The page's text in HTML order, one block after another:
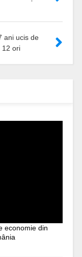
ani ucis de
12 ori
economie din